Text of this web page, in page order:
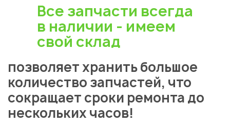
Все запчасти всегда
в наличии - имеем
свой склад
позволяет хранить большое
количество запчастей, что
сокращает сроки ремонта до
нескольких часов!